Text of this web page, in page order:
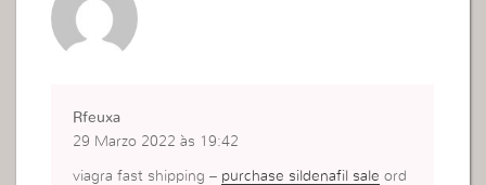
Rfeuxa
29 Marzo 2022 às 19:42
viagra fast shipping – purchase sildenafil sale ord